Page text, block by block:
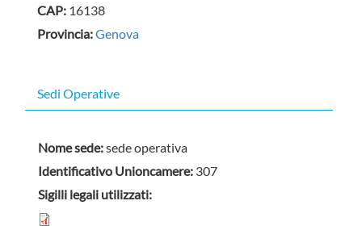
CAP: 16138
Provincia:Genova
Sedi Operative
Nome sede:sede operativa
Identificativo Unioncamere: 307
Sigilli legali utilizzati: